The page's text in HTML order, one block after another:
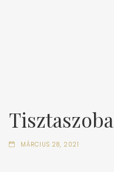
Tisztaszoba
MÁRCIUS 28, 2021